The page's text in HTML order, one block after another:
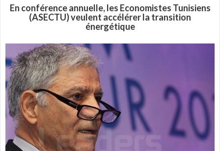
En conférence annuelle, les Economistes Tunisiens
(ASECTU) veulent accélérer la transition
énergétique